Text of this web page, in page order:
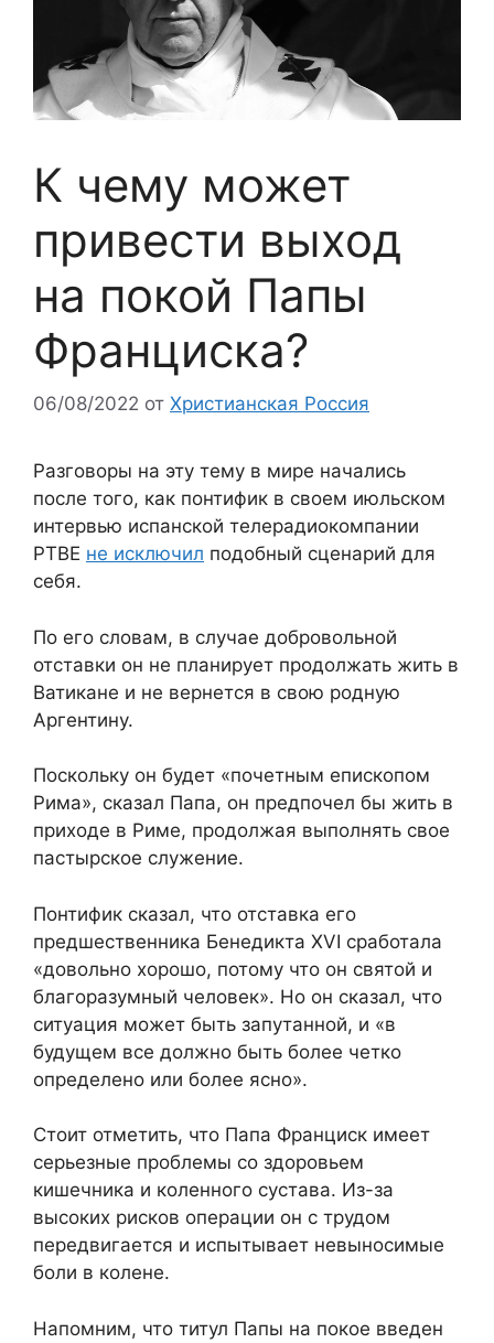
К чему может
привести выход
на покой Папы
Франциска?
06/08/2022 от Христианская Россия
Разговоры на эту тему в мире начались
после того, как понтифик в своем июльском
интервью испанской телерадиокомпании
РТВЕ не исключил подобный сценарий для
себя.
По его словам, в случае добровольной
отставки он не планирует продолжать жить в
Ватикане и не вернется в свою родную
Аргентину.
Поскольку он будет «почетным епископом
Рима», сказал Папа, он предпочел бы жить в
приходе в Риме, продолжая выполнять свое
пастырское служение.
Понтифик сказал, что отставка его
предшественника Бенедикта XVI сработала
«довольно хорошо, потому что он святой и
благоразумный человек». Но он сказал, что
ситуация может быть запутанной, и «в
будущем все должно быть более четко
определено или более ясно».
Стоит отметить, что Папа Франциск имеет
серьезные проблемы со здоровьем
кишечника и коленного сустава. Из-за
высоких рисков операции он с трудом
передвигается и испытывает невыносимые
боли в колене.
Напомним, что титул Папы на покое введен